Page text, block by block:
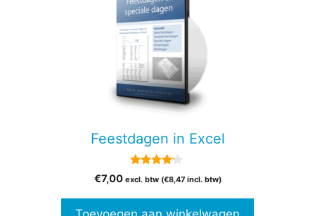
Feestdagen in Excel
van 5
€7,00 excl. btw (€8,47incl. btw)